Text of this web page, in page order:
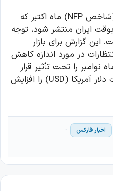
حقوق و دستمزد غیرکشاورزی (شاخص NFP) ماه اکتبر که
قرار است امروز ساعت 16:00 بوقت ایران منتشر شود، توجه
گزارش برای بازار
در مورد اندازه کاهش
نوامبر را تحت تأثیر قرار
می دهد، که می تواند نوسانات دلار آمریکا (USD) را افزایش
اخبار فارکس